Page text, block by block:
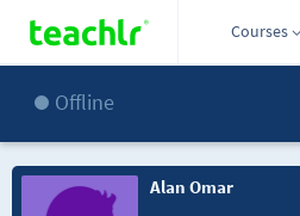
Courses
Offline
Alan Omar